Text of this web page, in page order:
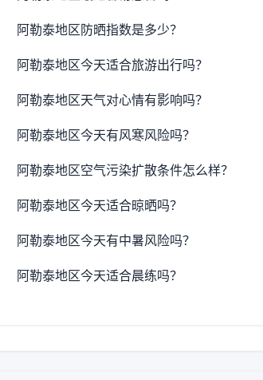
阿勒泰地区防晒指数是多少？
阿勒泰地区今天适合旅游出行吗？
阿勒泰地区天气对心情有影响吗？
阿勒泰地区今天有风寒风险吗？
阿勒泰地区空气污染扩散条件怎么样？
阿勒泰地区今天适合晾晒吗？
阿勒泰地区今天有中暑风险吗？
阿勒泰地区今天适合晨练吗？